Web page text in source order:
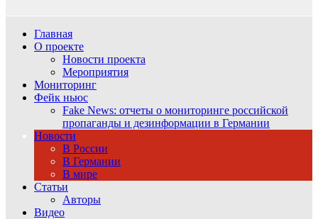
Главная
О проекте
Новости проекта
Мероприятия
Мониторинг
Фейк ньюс
Fake News: отчеты о мониторинге российской
пропаганды и дезинформации в Германии
Новости
В России
В Германии
В мире
Статьи
Авторы
Видео